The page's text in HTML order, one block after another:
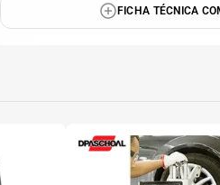
FICHA TÉCNICA